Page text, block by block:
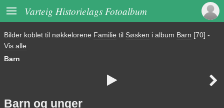
 Varteig Historielags Fotoalbum
Bilder koblet til nøkkelorene Familie til Søsken i album Barn [70] -
Vis alle
Barn


Barn og unger